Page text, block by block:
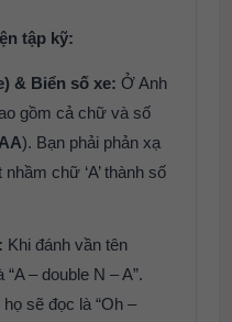
tập kỹ:
& Biển số xe: Ở Anh
gồm cả chữ và số
). Bạn phải phản xạ
chữ ‘A’ thành số
Khi đánh vần tên
– double N – A”.
sẽ đọc là “Oh –